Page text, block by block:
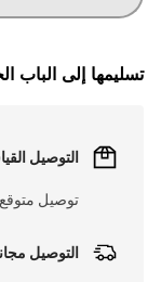
تسليمها إلى الباب
التوصيل
توصيل متوقع خلال 1 - 3 أيام
التوصيل